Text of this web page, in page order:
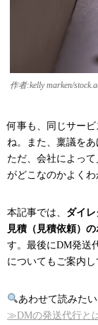
作者:kelly marken/
何事も、同じサー
ね。また、稟議を
ただ、会社によっ
がどこなのかよくわ
本記事では、 ダイ
見積（見積依頼）の
す。最後にDM発送
についてもご案内
あわせて読みたい
≫DMの発送代行と